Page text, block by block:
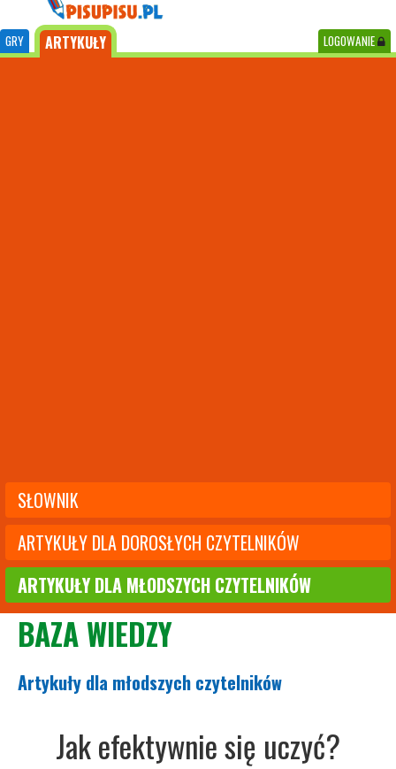
GRY ARTYKUŁY LOGOWANIE
SŁOWNIK
ARTYKUŁY DLA DOROSŁYCH CZYTELNIKÓW
ARTYKUŁY DLA MŁODSZYCH CZYTELNIKÓW
BAZA WIEDZY
Artykuły dla młodszych czytelników
Jak efektywnie się uczyć?